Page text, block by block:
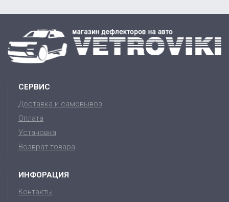
СЕРВИС
Доставка и самовывоз
Оплата
Установка
Возврат товара
ИНФОРАЦИЯ
Контакты